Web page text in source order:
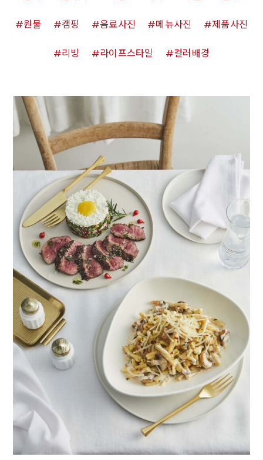
원물 캠핑 음료사진 메뉴사진 제품사진
리빙 라이프스타일 컬러배경